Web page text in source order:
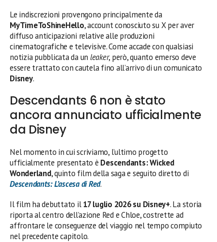
Le indiscrezioni provengono principalmente da
MyTimeToShineHello, account conosciuto su X per aver
diffuso anticipazioni relative alle produzioni
cinematografiche e televisive. Come accade con qualsiasi
notizia pubblicata da un leaker, però, quanto emerso deve
essere trattato con cautela fino all’arrivo di un comunicato
Disney.
Descendants 6 non è stato
ancora annunciato ufficialmente
da Disney
Nel momento in cui scriviamo, l’ultimo progetto
ufficialmente presentato è Descendants: Wicked
Wonderland, quinto film della saga e seguito diretto di
Descendants: L’ascesa di Red.
Il film ha debuttato il17 luglio 2026 su Disney+. La storia
riporta al centro dell’azione Red e Chloe, costrette ad
affrontare le conseguenze del viaggio nel tempo compiuto
nel precedente capitolo.